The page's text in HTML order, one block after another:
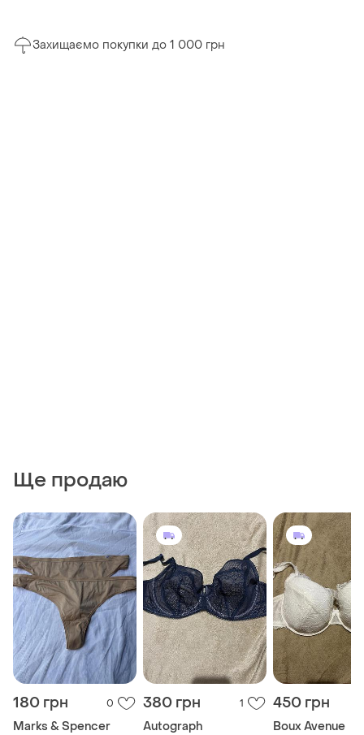
Захищаємо покупки до 1 000 грн
Ще продаю
180 грн 0
Marks & Spencer
380 грн 1
Autograph
450 грн
Boux Avenue